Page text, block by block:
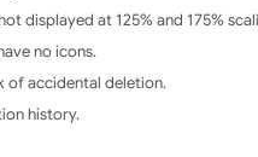
displayed at 125% and 175%
no icons.
of accidental deletion.
history.